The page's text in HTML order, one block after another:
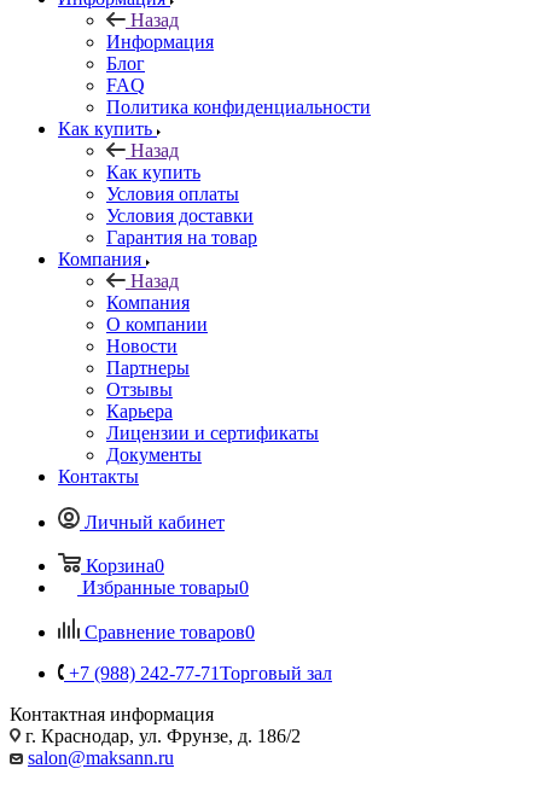
Назад
Информация
Блог
FAQ
Политика конфиденциальности
Как купить
Назад
Как купить
Условия оплаты
Условия доставки
Гарантия на товар
Компания
Назад
Компания
О компании
Новости
Партнеры
Отзывы
Карьера
Лицензии и сертификаты
Документы
Контакты
Личный кабинет
Корзина0
Избранные товары0
Сравнение товаров0
+7 (988) 242-77-71Торговый зал
Контактная информация
г. Краснодар, ул. Фрунзе, д. 186/2
salon@maksann.ru